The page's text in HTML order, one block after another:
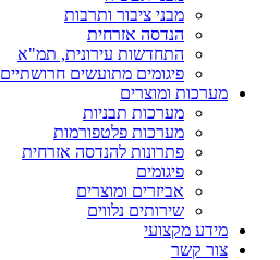
מבני ציבור ותרבות
הנדסה אזרחית
התחדשות עירונית, תמ"א
פיגומים מתועשים חרושתיים
מערכות ומוצרים
מערכות תבניות
מערכות פלטפורמות
פתרונות להנדסה אזרחית
פיגומים
אביזרים ומוצרים
שירותים נלווים
מידע מקצועי
צור קשר